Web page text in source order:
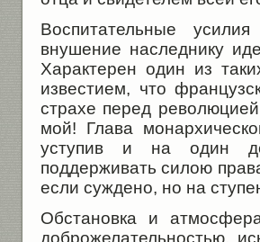
Воспитательные
внушение наследнику
Характерен один из
известием, что
страхе перед
мой! Глава
уступив и на один
поддерживать силою
если суждено, но на
Обстановка и
доброжелательностью,